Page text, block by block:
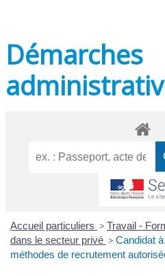
Démarches
Accueil particuliers > Travail -
dans le secteur privé > Candidat
méthodes de recrutement